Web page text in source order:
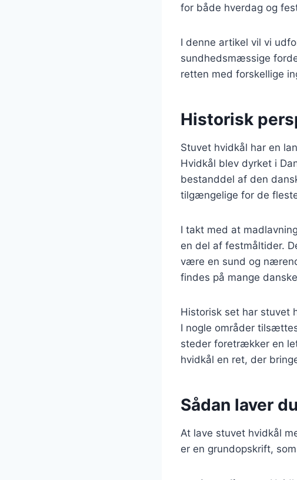
for både hverdag og
I denne artikel vil vi
sundhedsmæssige
retten med forskellige
Historisk
Stuvet hvidkål har en
Hvidkål blev dyrket i
bestanddel af den
tilgængelige for de
I takt med at
en del af festmåltider.
være en sund og
findes på mange
Historisk set har stuvet
I nogle områder
steder foretrækker en
hvidkål en ret, der
Sådan laver
At lave stuvet hvidkål
er en grundopskrift,